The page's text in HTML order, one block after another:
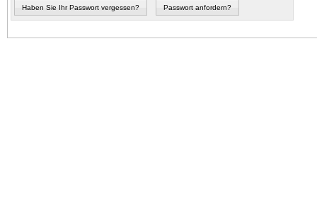
Haben Sie Ihr Passwort vergessen? Passwort anfordern?